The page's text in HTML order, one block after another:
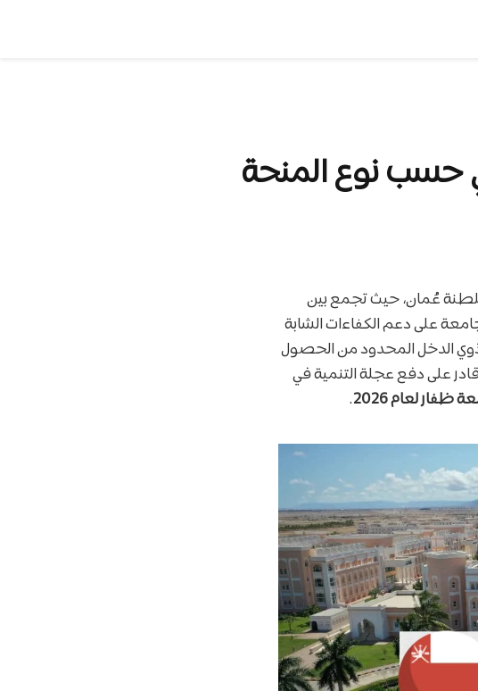
عُمان، حيث تجمع بين
على دعم الكفاءات الشابة
الدخل المحدود من الحصول
على دفع عجلة التنمية في
لعام 2026 .